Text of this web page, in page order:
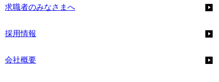
求職者のみなさまへ
採用情報
会社概要